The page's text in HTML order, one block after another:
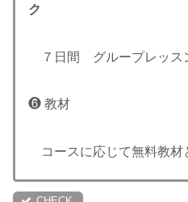
ク
７日間 グループレッス
❻ 教材
コースに応じて無料教材